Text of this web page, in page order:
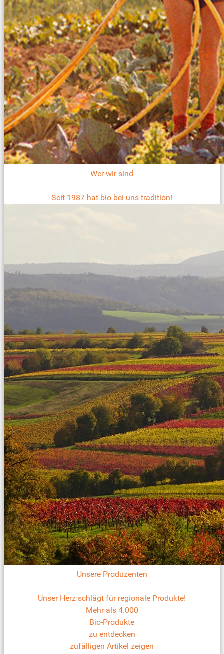
Wer wir sind
Seit 1987 hat bio bei uns tradition!
Unsere Produzenten
Unser Herz schlägt für regionale Produkte!
Mehr als 4.000
Bio-Produkte
zu entdecken
zufälligen Artikel zeigen